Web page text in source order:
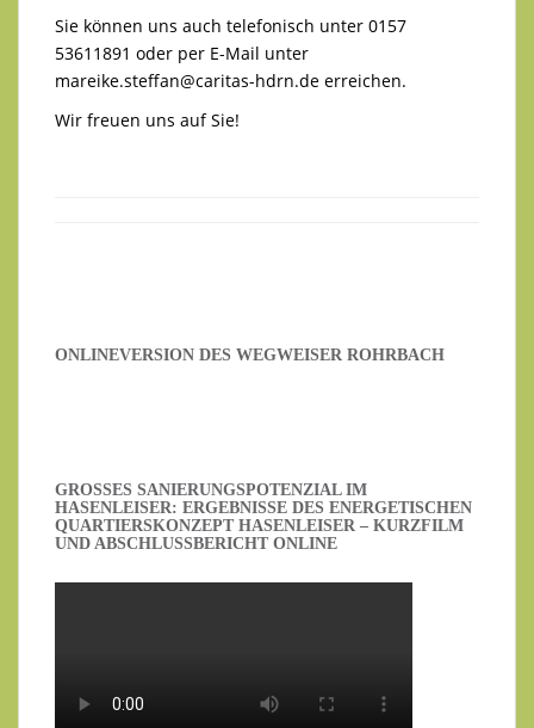
Sie können uns auch telefonisch unter 0157
53611891 oder per E-Mail unter
mareike.steffan@caritas-hdrn.de erreichen.
Wir freuen uns auf Sie!
ONLINEVERSION DES WEGWEISER ROHRBACH
GROSSES SANIERUNGSPOTENZIAL IM H
ASENLEISER: ERGEBNISSE DES ENERGETISCHEN Q
UARTIERSKONZEPT HASENLEISER – KURZFILM U
ND ABSCHLUSSBERICHT ONLINE